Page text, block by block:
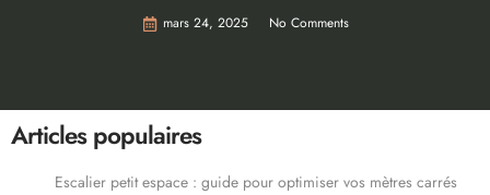
mars 24, 2025 No Comments
Articles populaires
Escalier petit espace : guide pour optimiser vos mètres carrés